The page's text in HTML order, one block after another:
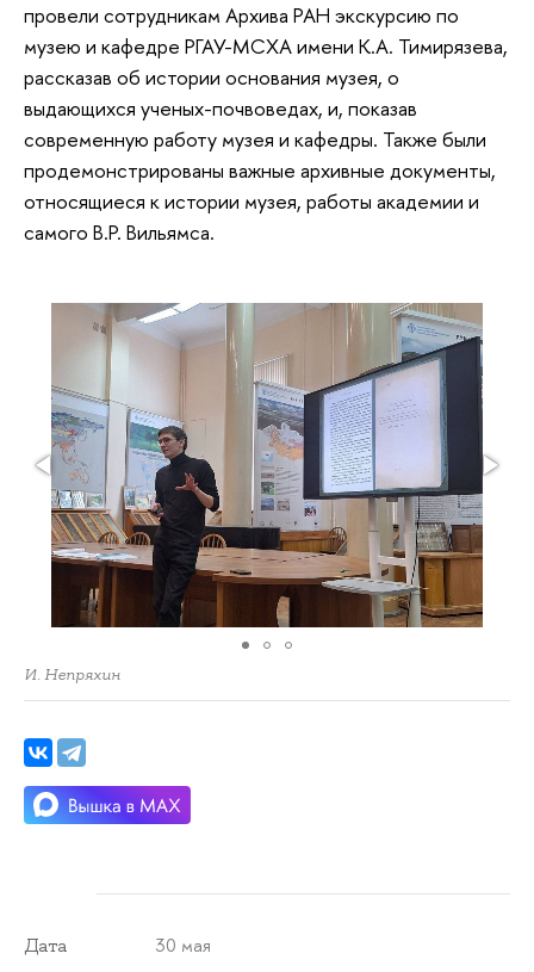
провели сотрудникам Архива РАН экскурсию по
музею и кафедре РГАУ-МСХА имени К.А. Тимирязева,
рассказав об истории основания музея, о
выдающихся ученых-почвоведах, и, показав
современную работу музея и кафедры. Также были
продемонстрированы важные архивные документы,
относящиеся к истории музея, работы академии и
самого В.Р. Вильямса.
И. Непряхин
Дата 30 мая